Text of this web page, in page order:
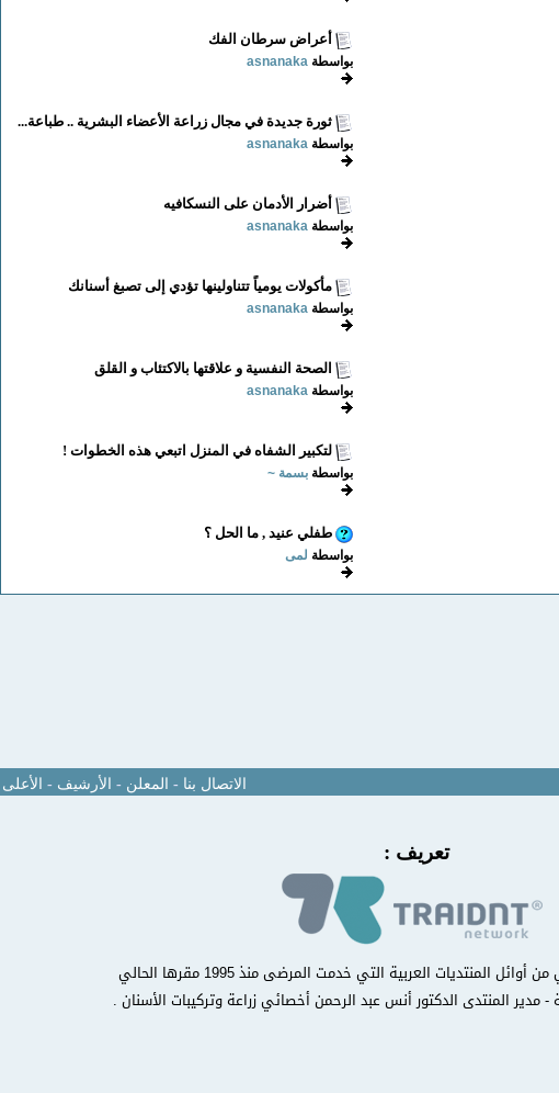
أعراض سرطان الفك
بواسطة asnanaka
ثورة جديدة في مجال زراعة الأعضاء البشرية .. طباعة...
بواسطة asnanaka
أضرار الأدمان على النسكافيه
بواسطة asnanaka
مأكولات يومياً تتناولينها تؤدي إلى تصبغ أسنانك
بواسطة asnanaka
الصحة النفسية و علاقتها بالاكتئاب و القلق
بواسطة asnanaka
لتكبير الشفاه في المنزل اتبعي هذه الخطوات !
بواسطةبسمة ~
طفلي عنيد , ما الحل ؟
بواسطة لمى
الاتصال بنا - المعلن - الأرشيف - الأعلى
تعريف :
منتدى مركز أسنانك الدولي من أوائل المنتديات العربية التي خدمت المرضى منذ 1995 مقرها الحالي
مدير المنتدى الدكتور أنس عبد الرحمن أخصائي زراعة وتركيبات الأسنان .